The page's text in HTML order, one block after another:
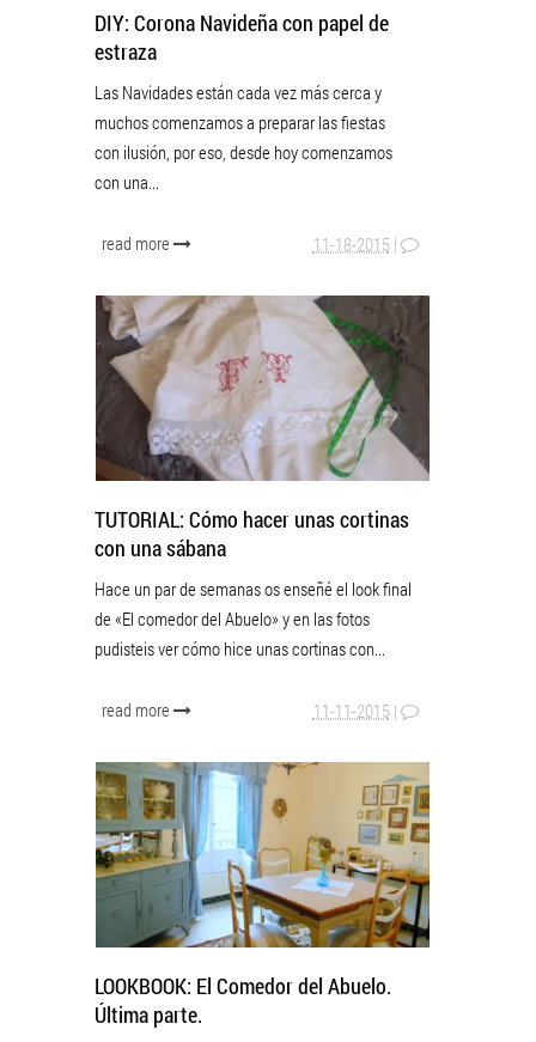
DIY: Corona Navideña con papel de
estraza
Las Navidades están cada vez más cerca y
muchos comenzamos a preparar las fiestas
con ilusión, por eso, desde hoy comenzamos
con una...
read more 11-18-2015 |
TUTORIAL: Cómo hacer unas cortinas
con una sábana
Hace un par de semanas os enseñé el look final
de «El comedor del Abuelo» y en las fotos
pudisteis ver cómo hice unas cortinas con...
read more 11-11-2015 |
LOOKBOOK: El Comedor del Abuelo.
Última parte.